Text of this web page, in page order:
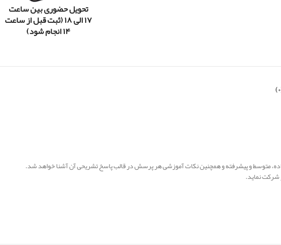
تحویل حضوری بین ساعت
۱۷ الی ۱۸ (ثبت قبل از ساعت
۱۴ انجام شود)
متوسط و پیشرفته و همچنین نکات آموزشی هر پرسش در قالب پاسخ تشریحی آن آشنا خواهد شد.
شرکت نماید.